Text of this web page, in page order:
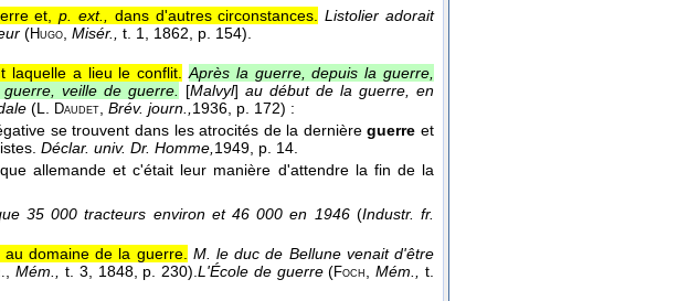
et,p. ext., dans d'autres circonstances. Listolier adorait
(Hugo, Misér., t. 1, 1862, p. 154).
laquelle a lieu le conflit. Après la guerre, depuis la guerre,
veille de guerre. [Malvyl] au début de la guerre, en
(L. Daudet, Brév. journ.,1936, p. 172) :
se trouvent dans les atrocités de la dernièreguerreet
Déclar. univ. Dr. Homme,1949, p. 14.
allemande et c'était leur manière d'attendre la fin de la
35 000 tracteurs environ et 46 000 en 1946 (Industr. fr.
domaine de la guerre. M. le duc de Bellune venait d'être
,Mém., t. 3, 1848, p. 230).L'École de guerre(Foch,Mém.,t.